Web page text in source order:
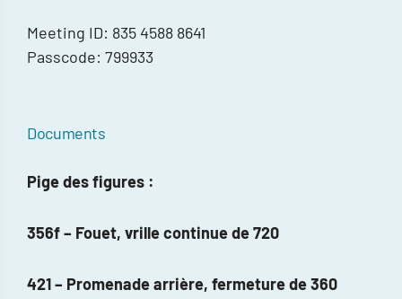
Meeting ID: 835 4588 8641
Passcode: 799933
Documents
Pige des figures :
356f – Fouet, vrille continue de 720
421 – Promenade arrière, fermeture de 360